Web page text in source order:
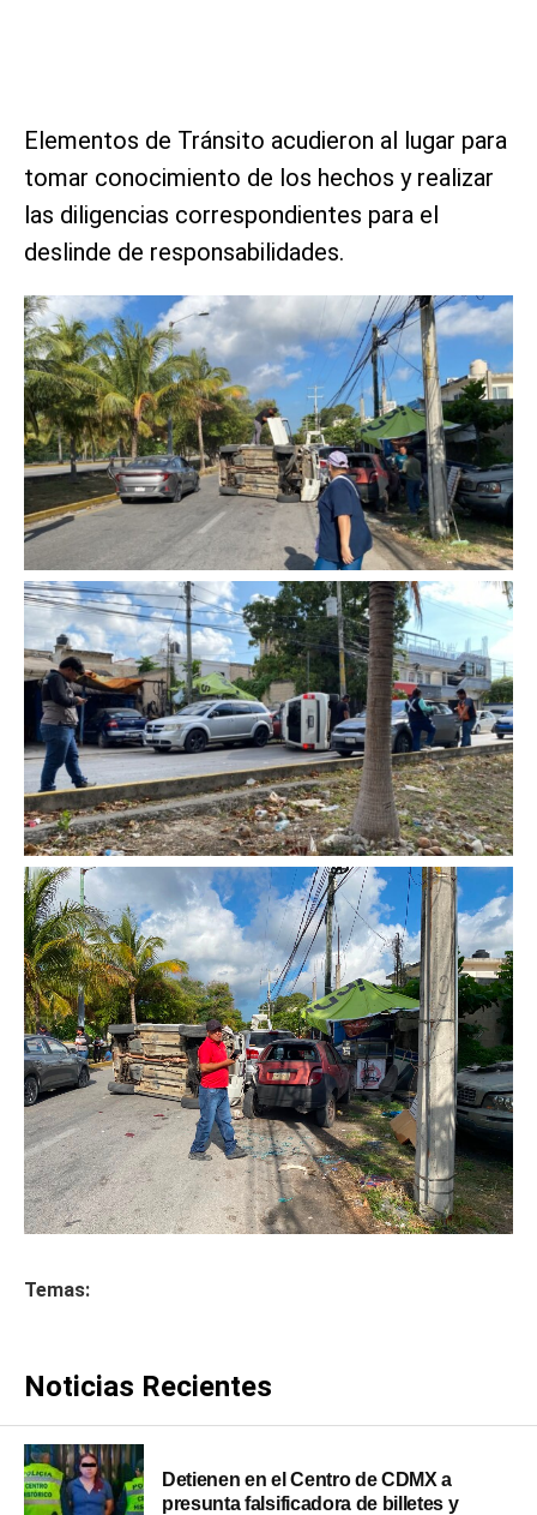
Elementos de Tránsito acudieron al lugar para
tomar conocimiento de los hechos y realizar
las diligencias correspondientes para el
deslinde de responsabilidades.
Temas:
Noticias Recientes
Detienen en el Centro de CDMX a
presunta falsificadora de billetes y